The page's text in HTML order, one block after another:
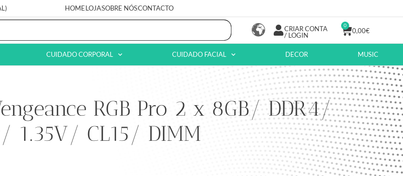
HOMELOJASOBRE NÓSCONTACTO
CRIAR CONTA
/ LOGIN
0,00€
0
CUIDADO CORPORAL CUIDADO FACIAL DECOR MUSIC
RGB Pro 2 x 8GB/ DDR4/
1.35V/ CL15/ DIMM